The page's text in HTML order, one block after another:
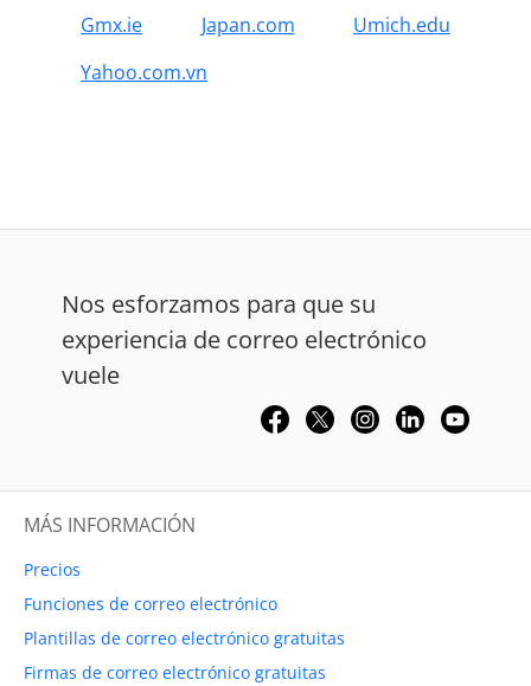
Gmx.ie
Japan.com
Umich.edu
Yahoo.com.vn
Nos esforzamos para que su
experiencia de correo electrónico
vuele
MÁS INFORMACIÓN
Precios
Funciones de correo electrónico
Plantillas de correo electrónico gratuitas
Firmas de correo electrónico gratuitas